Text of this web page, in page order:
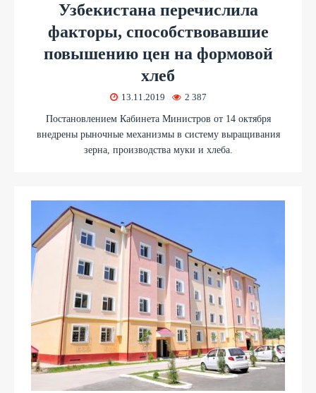
Узбекистана перечислила
факторы, способствовавшие
повышению цен на формовой
хлеб
13.11.2019 2 387
Постановлением Кабинета Министров от 14 октября
внедрены рыночные механизмы в систему выращивания
зерна, производства муки и хлеба.